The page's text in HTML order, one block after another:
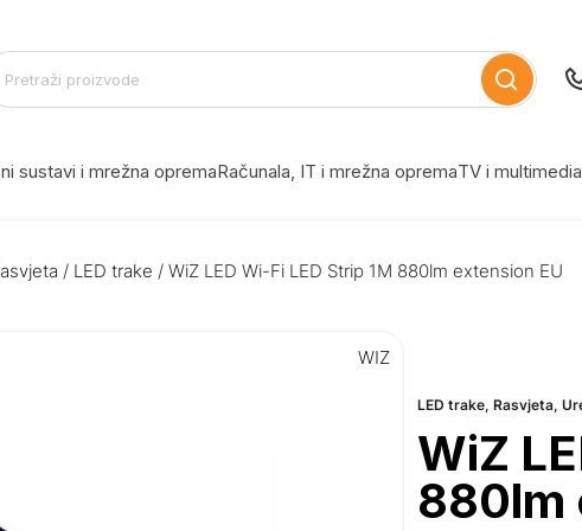
sustavi i mrežna opremaRačunala, IT i mrežna opremaTV i multimedia
/ LED trake / WiZ LED Wi-Fi LED Strip 1M 880lm extension EU
WIZ
LED trake,Rasvjeta,
WiZ
880lm